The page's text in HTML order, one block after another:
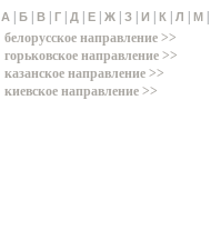
А Б В Г Д Е Ж З И К Л М
белорусское направление >>
горьковское направление >>
казанское направление >>
киевское направление >>